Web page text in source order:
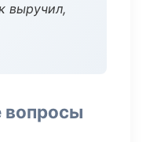
выручил,
вопросы